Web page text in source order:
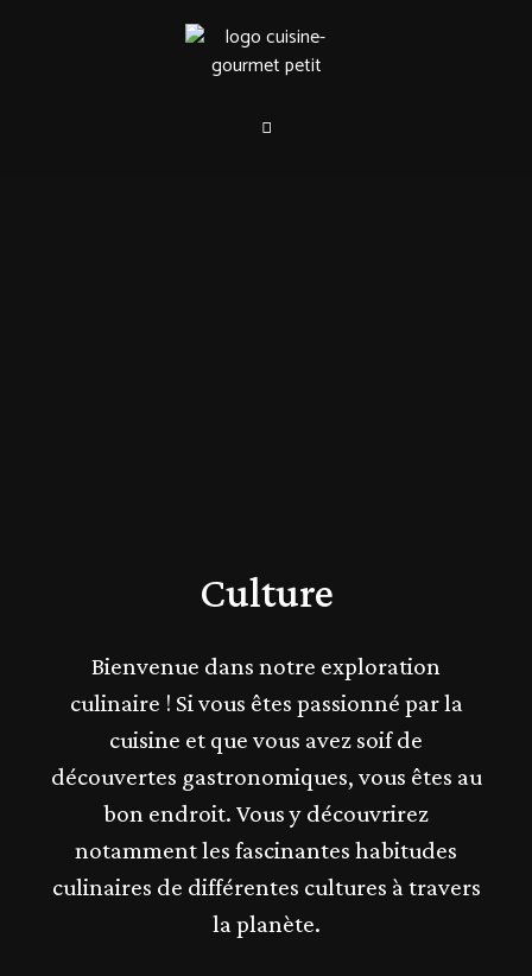
Culture
Bienvenue dans notre exploration
culinaire ! Si vous êtes passionné par la
cuisine et que vous avez soif de
découvertes gastronomiques, vous êtes au
bon endroit. Vous y découvrirez
notamment les fascinantes habitudes
culinaires de différentes cultures à travers
la planète.